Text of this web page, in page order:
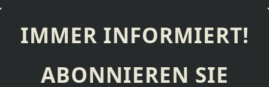
IMMER INFORMIERT!
ABONNIEREN SIE